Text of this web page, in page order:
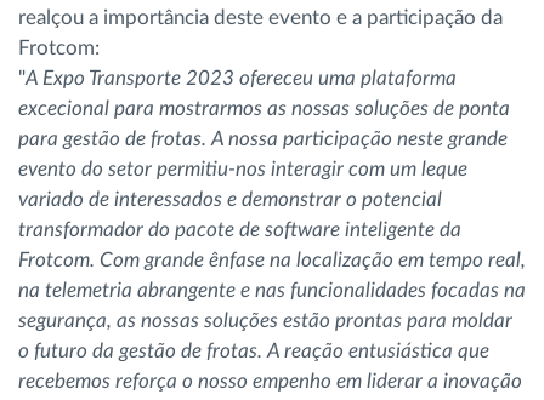
realçou a importância deste evento e a participação da
Frotcom:
"A Expo Transporte 2023 ofereceu uma plataforma
excecional para mostrarmos as nossas soluções de ponta
para gestão de frotas. A nossa participação neste grande
evento do setor permitiu-nos interagir com um leque
variado de interessados e demonstrar o potencial
transformador do pacote de software inteligente da
Frotcom. Com grande ênfase na localização em tempo real,
na telemetria abrangente e nas funcionalidades focadas na
segurança, as nossas soluções estão prontas para moldar
o futuro da gestão de frotas. A reação entusiástica que
recebemos reforça o nosso empenho em liderar a inovação